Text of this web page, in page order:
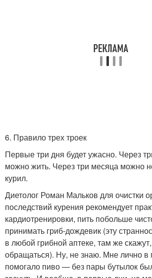
6. Правило трех троек
Первые три дня будет ужасно. Через
можно жить. Через три месяца можно
курил.
Диетолог Роман Мальков для очистки
последствий курения рекомендует
кардиотренировки, пить побольше
принимать гриб-дождевик (эту
в любой грибной аптеке, там же
обращаться). Ну, не знаю. Мне лично в
помогало пиво — без пары бутылок